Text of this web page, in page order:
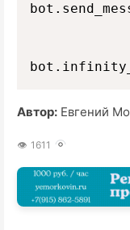
Автор: Евгений
1611